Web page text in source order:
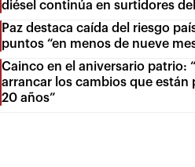
diésel continúa en surtidores
Paz destaca caída del riesgo
puntos “en menos de nueve
Cainco en el aniversario patrio:
arrancar los cambios que están
20 años”